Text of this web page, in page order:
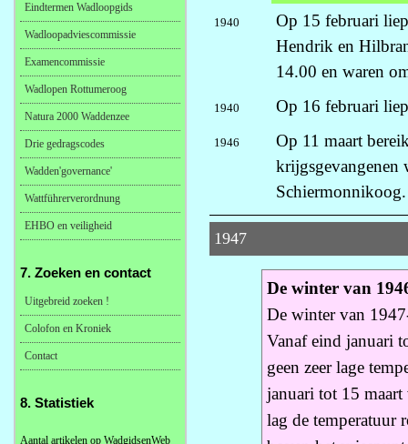
1940
Op 15 februari
Hendrik en
14.00 en waren
1940 Op 16 februari
1946
Op 11 maart
krijgsgevangenen
Schiermonnikoog.
1947
De winter van
De winter van
Vanaf eind januari
geen zeer lage
januari tot 15 maart
lag de temperatuur
Eindtermen Wadloopgids
Wadloopadviescommissie
Examencommissie
Wadlopen Rottumeroog
Natura 2000 Waddenzee
Drie gedragscodes
Wadden'governance'
Wattführerverordnung
EHBO en veiligheid
7. Zoeken en contact
Uitgebreid zoeken !
Colofon en Kroniek
Contact
8. Statistiek
Aantal artikelen op WadgidsenWeb